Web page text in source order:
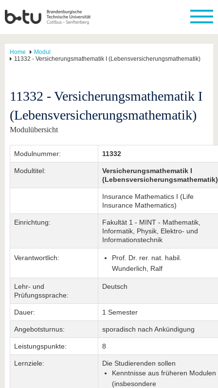
Home
Modul
11332 - Versicherungsmathematik I (Lebensversicherungsmathematik)
11332 - Versicherungsmathematik I
(Lebensversicherungsmathematik)
Modulübersicht
Modulnummer: 11332
Modultitel:
Versicherungsmathematik I
(Lebensversicherungsmathematik)
Insurance Mathematics I (Life
Insurance Mathematics)
Einrichtung:
Fakultät 1 - MINT - Mathematik,
Informatik, Physik, Elektro- und
Informationstechnik
Verantwortlich:
Prof. Dr. rer. nat. habil.
Wunderlich, Ralf
Lehr- und
Prüfungssprache:
Deutsch
Dauer: 1 Semester
Angebotsturnus: sporadisch nach Ankündigung
Leistungspunkte: 8
Lernziele:
Die Studierenden sollen
Kenntnisse aus früheren Modulen
(insbesondere